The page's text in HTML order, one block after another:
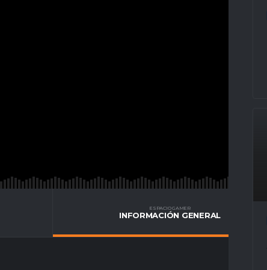
ESPACIO GAMER
INFORMACIÓN GENERAL